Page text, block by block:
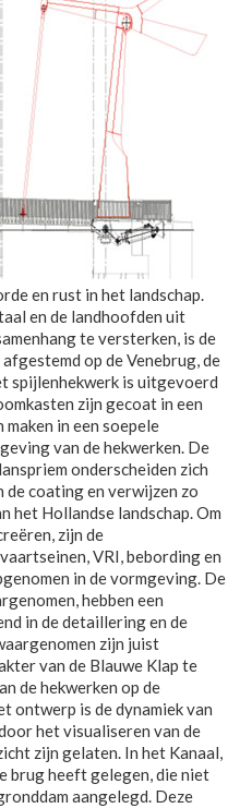
en rust in het landschap.
en de landhoofden uit
te versterken, is de
op de Venebrug, de
spijlenhekwerk is uitgevoerd
zijn gecoat in een
in een soepele
van de hekwerken. De
onderscheiden zich
coating en verwijzen zo
het Hollandse landschap. Om
zijn de
VRI, bebording en
in de vormgeving. De
hebben een
in de detaillering en de
zijn juist
van de Blauwe Klap te
de hekwerken op de
ontwerp is de dynamiek van
het visualiseren van de
zijn gelaten. In het Kanaal,
brug heeft gelegen, die niet
aangelegd. Deze